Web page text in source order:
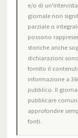
e/o di
giornale non
parziale o
possono
storiche anche
dichiarazioni
fornito il
informazione a
pubblico. Il
pubblicare
approfondire
fonti.